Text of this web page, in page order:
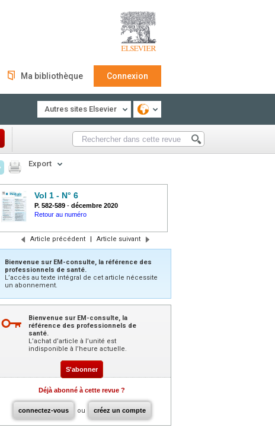
Ma bibliothèque Connexion
Autres sites Elsevier
Export
Vol 1 - N° 6
P. 582-589 - décembre 2020
Retour au numéro
Article précédent | Article suivant
Bienvenue sur EM-consulte, la référence des
professionnels de santé.
L’accès au texte intégral de cet article nécessite
un abonnement.
Bienvenue sur EM-consulte, la
référence des professionnels de
santé.
L’achat d’article à l’unité est
indisponible à l’heure actuelle.
S'abonner
Déjà abonné à cette revue ?
connectez-vous ou créez un compte